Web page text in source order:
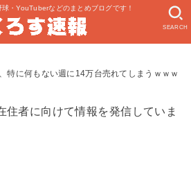
・YouTuberなどのまとめブログです！
SEARCH
特に何もない週に14万台売れてしまうｗｗｗ
者に向けて情報を発信していま